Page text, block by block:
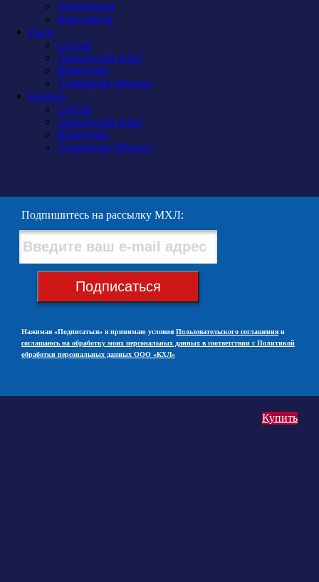
Купить
Атрибутика
Фан-сектор
Рыси
Состав
Тренерский штаб
Календарь
Турнирная таблица
Бирюса
Состав
Тренерский штаб
Календарь
Турнирная таблица
Подпишитесь на рассылку МХЛ:
Подписаться
Нажимая «Подписаться» я принимаю условия Пользовательского соглашения и
соглашаюсь на обработку моих персональных данных в соответствии с Политикой
обработки персональных данных ООО «КХЛ»